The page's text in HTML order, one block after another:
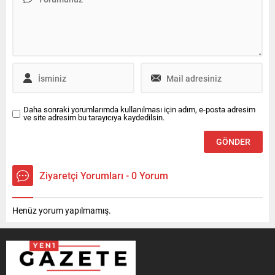
Daha sonraki yorumlarımda kullanılması için adım, e-posta adresim
ve site adresim bu tarayıcıya kaydedilsin.
Ziyaretçi Yorumları - 0 Yorum
Henüz yorum yapılmamış.